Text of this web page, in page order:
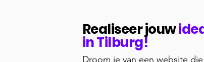
Realiseer jouw
in Tilburg!
Droom je van een website